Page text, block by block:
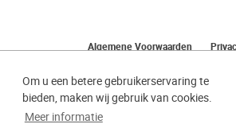
Om u een betere gebruikerservaring te
bieden, maken wij gebruik van cookies.
Meer informatie
Algemene Voorwaarden